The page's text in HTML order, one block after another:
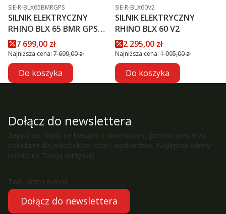
Kod produktu
SIE-R-BLX65BMRGPS
SILNIK ELEKTRYCZNY
RHINO BLX 65 BMR GPS
NXTCena promocyjna
7 699,00 zł
Najniższa cena: 7 699,00 zł
Do koszyka
Kod produktu
SIE-R-BLX60V2
SILNIK ELEKTRYCZNY
RHINO BLX 60 V2
Cena promocyjna
2 295,00 zł
Najniższa cena: 1 995,00 zł
Do koszyka
Dołącz do newslettera
Zapisz się i bądź na bieżąco z nowościami, promocjami oraz
poradami dla miłośników łodzi i wędkarstwa. Najlepsze oferty
prosto na Twoją skrzynkę!
Twój adres e-mail
Dołącz do newslettera